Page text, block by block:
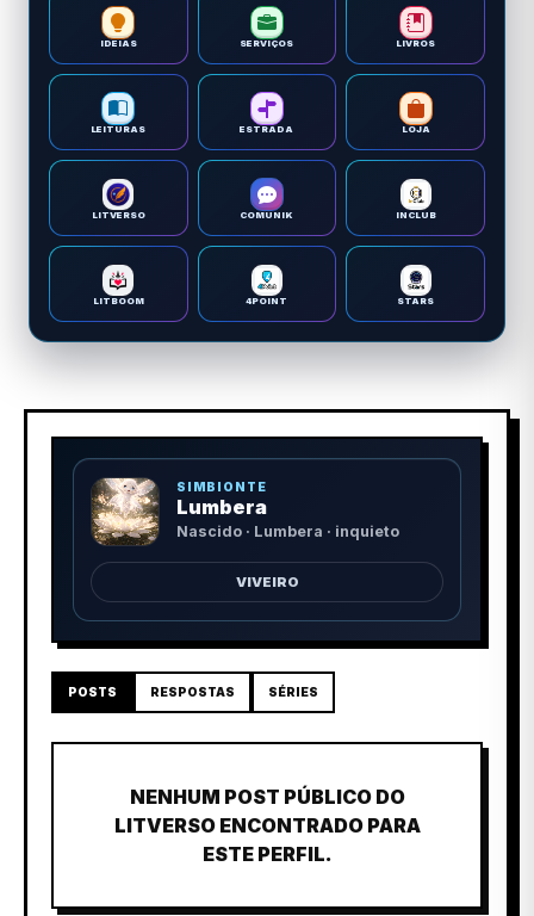
IDEIAS SERVIÇOS LIVROS
LEITURAS ESTRADA LOJA
LITVERSO COMUNIK INCLUB
LITBOOM 4POINT STARS
SIMBIONTE
Lumbera
Nascido · Lumbera · inquieto
VIVEIRO
POSTS RESPOSTAS SÉRIES
NENHUM POST PÚBLICO DO
LITVERSO ENCONTRADO PARA
ESTE PERFIL.